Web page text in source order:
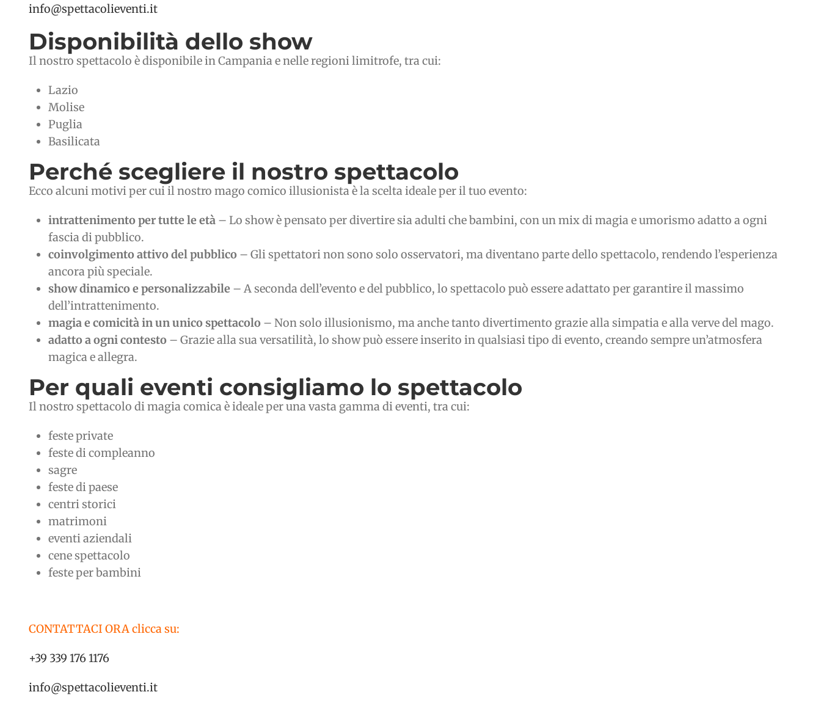
info@spettacolieventi.it
Disponibilità dello show
Il nostro spettacolo è disponibile in Campania e nelle regioni limitrofe, tra cui:
Lazio
Molise
Puglia
Basilicata
Perché scegliere il nostro spettacolo
Ecco alcuni motivi per cui il nostro mago comico illusionista è la scelta ideale per il tuo evento:
intrattenimento per tutte le età – Lo show è pensato per divertire sia adulti che bambini, con un mix di magia e umorismo adatto a ogni
fascia di pubblico.
coinvolgimento attivo del pubblico – Gli spettatori non sono solo osservatori, ma diventano parte dello spettacolo, rendendo l’esperienza
ancora più speciale.
show dinamico e personalizzabile – A seconda dell’evento e del pubblico, lo spettacolo può essere adattato per garantire il massimo
dell’intrattenimento.
magia e comicità in un unico spettacolo – Non solo illusionismo, ma anche tanto divertimento grazie alla simpatia e alla verve del mago.
adatto a ogni contesto – Grazie alla sua versatilità, lo show può essere inserito in qualsiasi tipo di evento, creando sempre un’atmosfera
magica e allegra.
Per quali eventi consigliamo lo spettacolo
Il nostro spettacolo di magia comica è ideale per una vasta gamma di eventi, tra cui:
feste private
feste di compleanno
sagre
feste di paese
centri storici
matrimoni
eventi aziendali
cene spettacolo
feste per bambini
CONTATTACI ORA clicca su:
+39 339 176 1176
info@spettacolieventi.it